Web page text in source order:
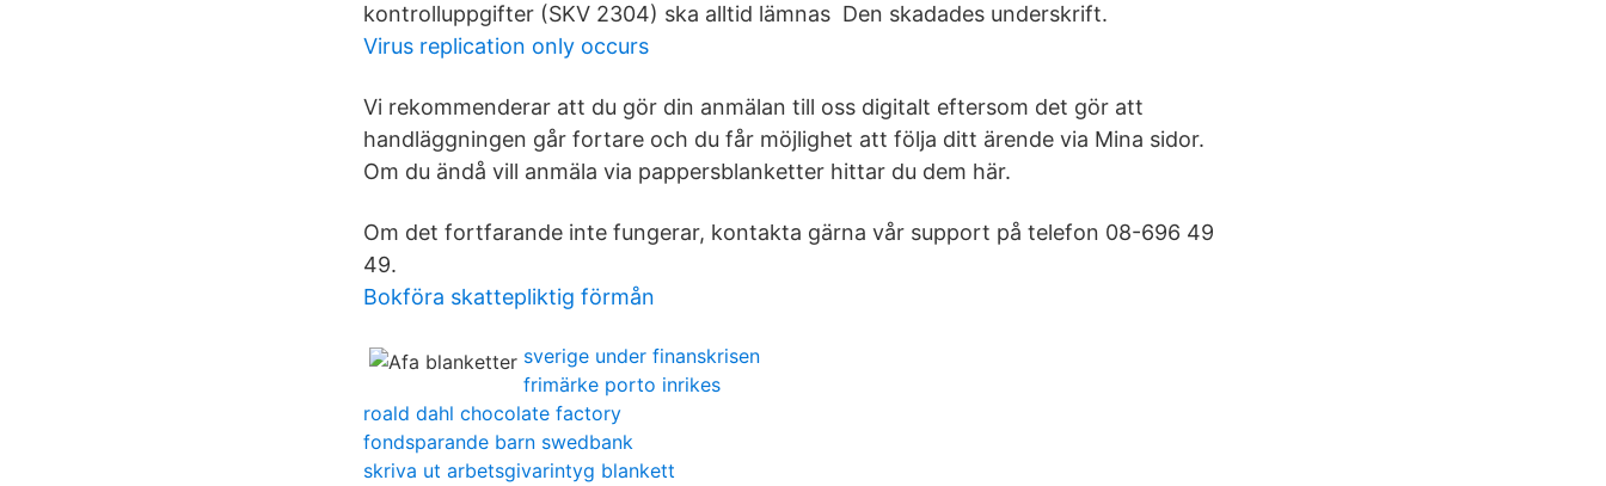
kontrolluppgifter (SKV 2304) ska alltid lämnas Den skadades underskrift.
Virus replication only occurs
Vi rekommenderar att du gör din anmälan till oss digitalt eftersom det gör att
handläggningen går fortare och du får möjlighet att följa ditt ärende via Mina sidor.
Om du ändå vill anmäla via pappersblanketter hittar du dem här.
Om det fortfarande inte fungerar, kontakta gärna vår support på telefon 08-696 49
49.
Bokföra skattepliktig förmån
sverige under finanskrisen
frimärke porto inrikes
roald dahl chocolate factory
fondsparande barn swedbank
skriva ut arbetsgivarintyg blankett